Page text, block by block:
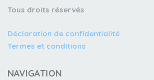
Tous droits réservés
Déclaration de confidentialité
Termes et conditions
NAVIGATION